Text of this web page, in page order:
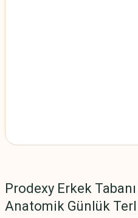
Prodexy Erkek
Anatomik Günlük